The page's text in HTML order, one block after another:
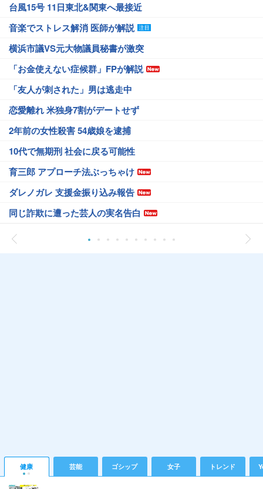
台風15号 11日東北&関東へ最接近
音楽でストレス解消 医師が解説
横浜市議VS元大物議員秘書が激突
「お金使えない症候群」FPが解説
「友人が刺された」男は逃走中
恋愛離れ 米独身7割がデートせず
2年前の女性殺害 54歳娘を逮捕
10代で無期刑 社会に戻る可能性
育三郎 アプローチ法ぶっちゃけ
ダレノガレ 支援金振り込み報告
同じ詐欺に遭った芸人の実名告白
健康 芸能 ゴシップ 女子 トレンド